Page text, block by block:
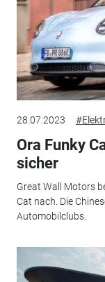
28.07.2023
Ora Funky
sicher
Great Wall Motors
Cat nach. Die
Automobilclubs.